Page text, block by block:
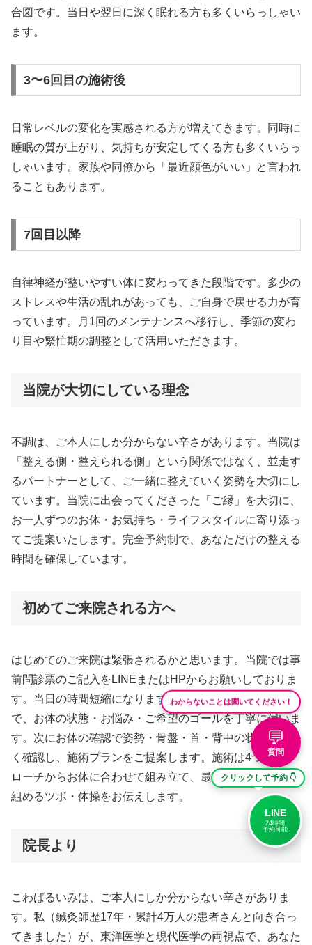
合図です。当日や翌日に深く眠れる方も多くいらっしゃい
ます。
3〜6回目の施術後
日常レベルの変化を実感される方が増えてきます。同時に
睡眠の質が上がり、気持ちが安定してくる方も多くいらっ
しゃいます。家族や同僚から「最近顔色がいい」と言われ
ることもあります。
7回目以降
自律神経が整いやすい体に変わってきた段階です。多少の
ストレスや生活の乱れがあっても、ご自身で戻せる力が育
っています。月1回のメンテナンスへ移行し、季節の変わ
り目や繁忙期の調整として活用いただきます。
当院が大切にしている理念
不調は、ご本人にしか分からない辛さがあります。当院は
「整える側・整えられる側」という関係ではなく、並走す
るパートナーとして、ご一緒に整えていく姿勢を大切にし
ています。当院に出会ってくださった「ご縁」を大切に、
お一人ずつのお体・お気持ち・ライフスタイルに寄り添っ
てご提案いたします。完全予約制で、あなただけの整える
時間を確保しています。
初めてご来院される方へ
はじめてのご来院は緊張されるかと思います。当院では事
前問診票のご記入をLINEまたはHPからお願いしておりま
す。当日の時間短縮になります。続いてカウンセリング
で、お体の状態・お悩み・ご希望のゴールを丁寧に伺いま
す。次にお体の確認で姿勢・骨盤・首・背中の状態を細か
く確認し、施術プランをご提案します。施術は4つのアプ
ローチからお体に合わせて組み立て、最後にご自宅で取り
組めるツボ・体操をお伝えします。
院長より
こわばるいみは、ご本人にしか分からない辛さがありま
す。私（鍼灸師歴17年・累計4万人の患者さんと向き合っ
てきました）が、東洋医学と現代医学の両視点で、あなた
わからないことは聞いてください！
💬
質問
クリックして予約 👇
LINE
24時間
予約可能